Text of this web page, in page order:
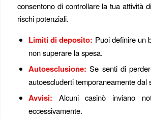
consentono di controllare la tua attività
rischi potenziali.
Limiti di deposito: Puoi definire un
non superare la spesa.
Autoesclusione: Se senti di
autoescluderti temporaneamente dal
Avvisi: Alcuni casinò inviano
eccessivamente.